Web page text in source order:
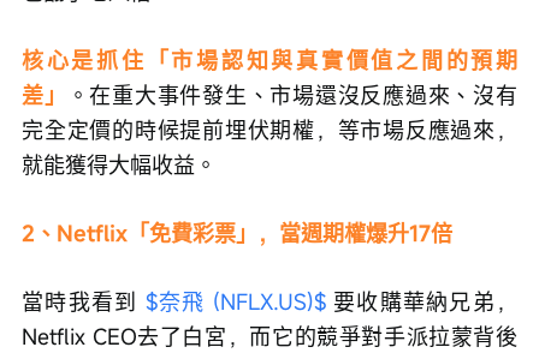
核心是抓住「市場認知與真實價值之間的預期
差」
。在重大事件發生、市場還沒反應過來、沒有
完全定價的時候提前埋伏期權，等市場反應過來，
就能獲得大幅收益。
2、Netflix「免費彩票」，當週期權爆升17倍
當時我看到 $奈飛 (NFLX.US)$ 要收購華納兄弟，
Netflix CEO去了白宮，而它的競爭對手派拉蒙背後